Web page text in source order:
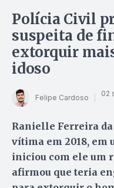
Polícia Civil
suspeita de
extorquir
idoso
Felipe Cardoso 02
Ranielle Ferreira da
vítima em 2018, em
iniciou com ele um
afirmou que teria